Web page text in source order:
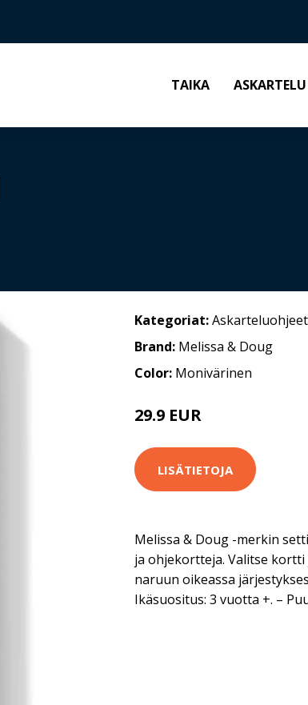
TAIKA ASKARTELU
Kategoriat:Askarteluohjeet
Brand: Melissa & Doug
Color: Monivärinen
29.9 EUR
LISÄTIETOJA
Melissa & Doug -merkin
ja ohjekortteja. Valitse
naruun oikeassa
Ikäsuositus: 3 vuotta +. –